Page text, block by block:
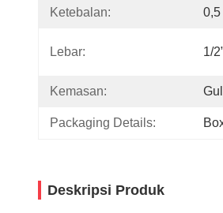
Ketebalan: 0,5
Lebar: 1/
Kemasan:
Packaging Details:
Deskripsi Produk